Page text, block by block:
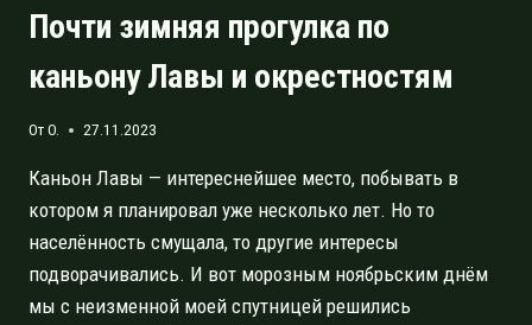
Почти зимняя прогулка по
каньону Лавы и окрестностям
ОтO. 27.11.2023
Каньон Лавы — интереснейшее место, побывать в
котором я планировал уже несколько лет. Но то
населённость смущала, то другие интересы
подворачивались. И вот морозным ноябрьским днём
мы с неизменной моей спутницей решились